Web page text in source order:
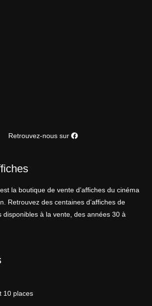
Retrouvez-nous sur
la boutique de vente d’affiches du cinéma
Retrouvez des centaines d’affiches de
disponibles à la vente, des années 30 à
10 places